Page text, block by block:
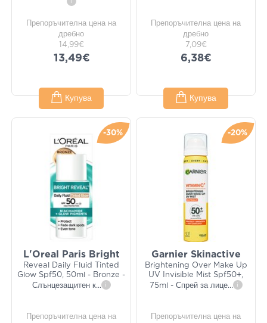
i
Препоръчителна цена на
дребно
14,99€
13,49€
Купува
Препоръчителна цена на
дребно
7,09€
6,38€
Купува
-30%
L'Oreal Paris Bright
Reveal Daily Fluid Tinted
Glow Spf50, 50ml - Bronze -
Слънцезащитен к... i
Препоръчителна цена на
-20%
Garnier Skinactive
Brightening Over Make Up
UV Invisible Mist Spf50+,
75ml - Спрей за лице... i
Препоръчителна цена на